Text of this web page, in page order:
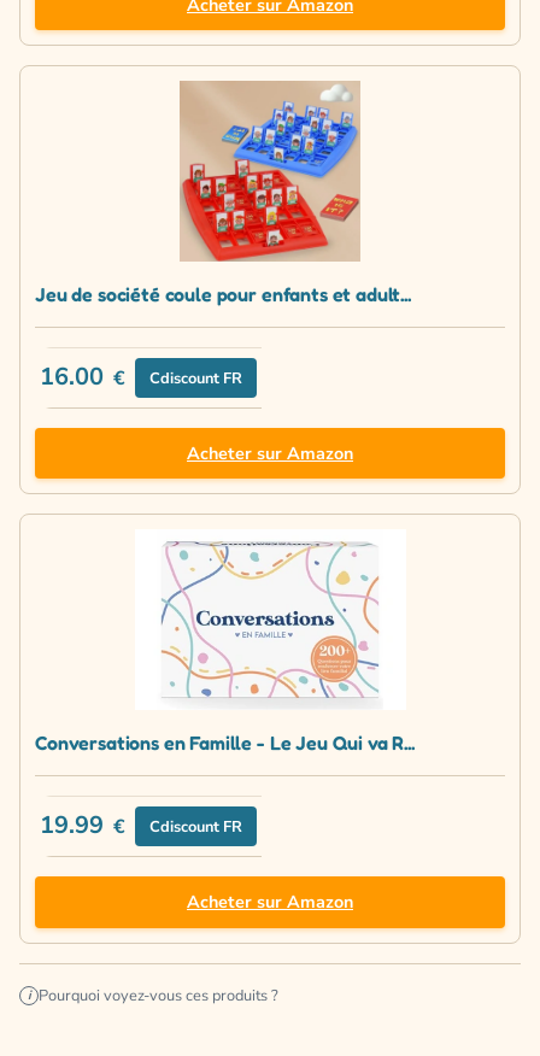
Jeu de société coule pour enfants et adult...
16.00 € Cdiscount FR
Acheter sur Amazon
Conversations en Famille - Le Jeu Qui va R...
19.99 € Cdiscount FR
Acheter sur Amazon
i Pourquoi voyez-vous ces produits ?